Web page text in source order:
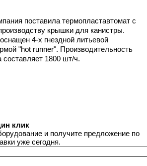
поставила термопластавтомат с
крышки для канистры.
4-х гнездной литьевой
"hot runner". Производительность
составляет 1800 шт/ч.
клик
и получите предложение по
уже сегодня.